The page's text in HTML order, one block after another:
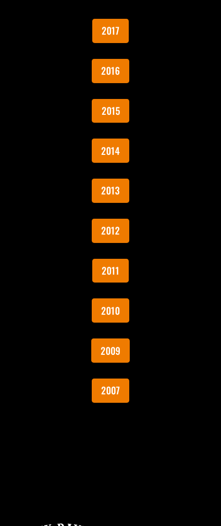
2017
2016
2015
2014
2013
2012
2011
2010
2009
2007